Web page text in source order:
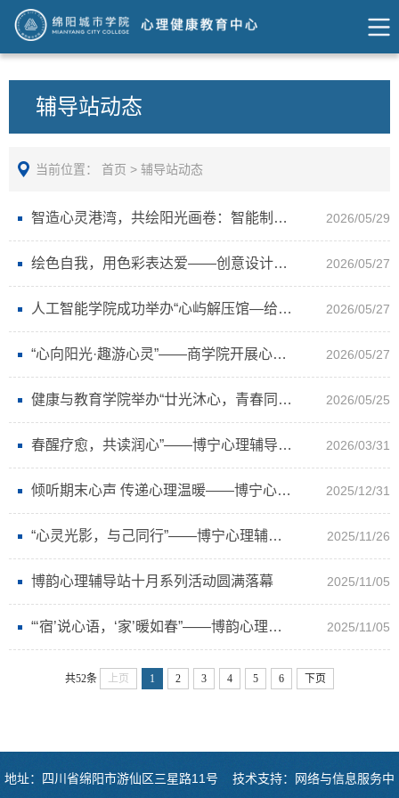
辅导站动态
当前位置： 首页 > 辅导站动态
智造心灵港湾，共绘阳光画卷：智能制造与工程学院“心屿解压馆”特色活动圆满举行 2026/05/29
绘色自我，用色彩表达爱——创意设计学院心理健康创意涂鸦活动温暖落幕 2026/05/27
人工智能学院成功举办“心屿解压馆—给心灵放个假”心理健康主题活动 2026/05/27
“心向阳光·趣游心灵”——商学院开展心理知识趣味游园会 2026/05/27
健康与教育学院举办“廿光沐心，青春同路”5·25心理主题游园会 2026/05/25
春醒疗愈，共读润心”——博宁心理辅导站举办“春醒疗愈读书会”暨心理班会活动 2026/03/31
倾听期末心声 传递心理温暖——博宁心理辅导站开展暖心减压活动 2025/12/31
“心灵光影，与己同行”——博宁心理辅导站开展《心灵奇旅》观影活动 2025/11/26
博韵心理辅导站十月系列活动圆满落幕 2025/11/05
“‘宿’说心语，‘家’暖如春”——博韵心理辅导站“心理知识趣味答题游园会”特色活动圆满结束 2025/11/05
共52条 上页 1 2 3 4 5 6 下页
地址：四川省绵阳市游仙区三星路11号 技术支持：网络与信息服务中